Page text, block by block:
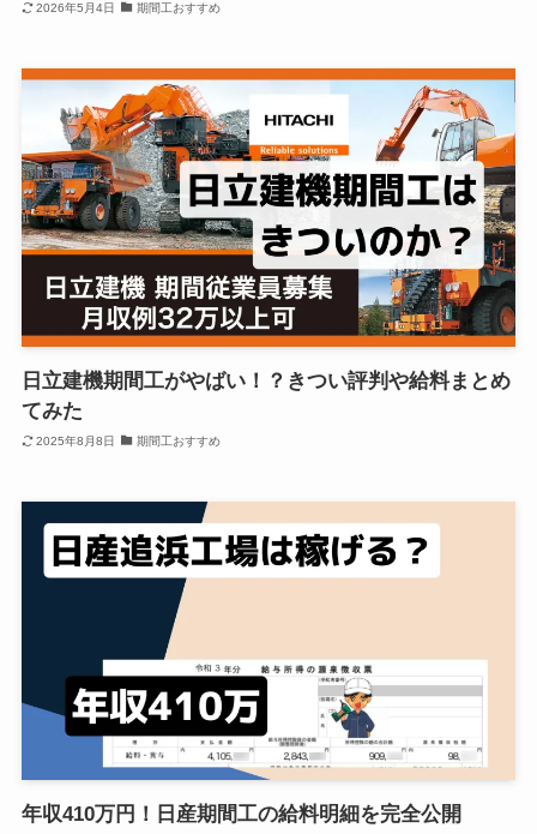
2026年5月4日 期間工おすすめ
日立建機期間工がやばい！？きつい評判や給料まとめ
てみた
2025年8月8日 期間工おすすめ
年収410万円！日産期間工の給料明細を完全公開